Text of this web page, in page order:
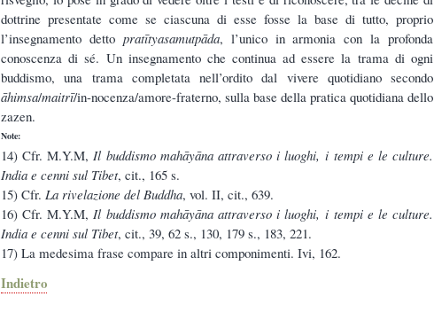
dottrine presentate come se ciascuna di esse fosse la base di tutto, proprio
l’insegnamento detto pratītyasamutpāda, l’unico in armonia con la profonda
conoscenza di sé. Un insegnamento che continua ad essere la trama di ogni
buddismo, una trama completata nell’ordito dal vivere quotidiano secondo
āhimsa/maitrī/in-nocenza/amore-fraterno, sulla base della pratica quotidiana dello
zazen.
Note:
14) Cfr. M.Y.M, Il buddismo mahāyāna attraverso i luoghi, i tempi e le culture.
India e cenni sul Tibet, cit., 165 s.
15) Cfr. La rivelazione del Buddha, vol. II, cit., 639.
16) Cfr. M.Y.M, Il buddismo mahāyāna attraverso i luoghi, i tempi e le culture.
India e cenni sul Tibet, cit., 39, 62 s., 130, 179 s., 183, 221.
17) La medesima frase compare in altri componimenti. Ivi, 162.
Indietro